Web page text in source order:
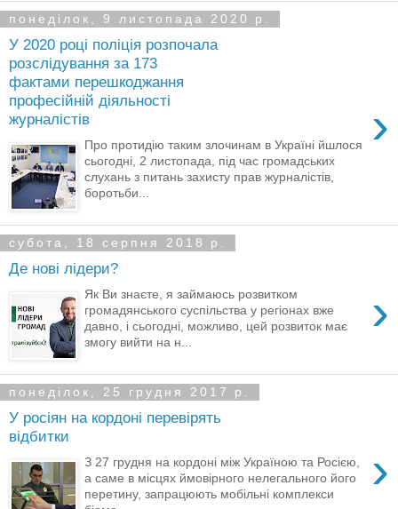
понеділок, 9 листопада 2020 р.
У 2020 році поліція розпочала
розслідування за 173
фактами перешкоджання
професійній діяльності
журналістів
›
Про протидію таким злочинам в Україні йшлося
сьогодні, 2 листопада, під час громадських
слухань з питань захисту прав журналістів,
боротьби...
субота, 18 серпня 2018 р.
Де нові лідери?
›
Як Ви знаєте, я займаюсь розвитком
громадянського суспільства у регіонах вже
давно, і сьогодні, можливо, цей розвиток має
змогу вийти на н...
понеділок, 25 грудня 2017 р.
У росіян на кордоні перевірять
відбитки
›
З 27 грудня на кордоні між Україною та Росією,
а саме в місцях ймовірного нелегального його
перетину, запрацюють мобільні комплекси